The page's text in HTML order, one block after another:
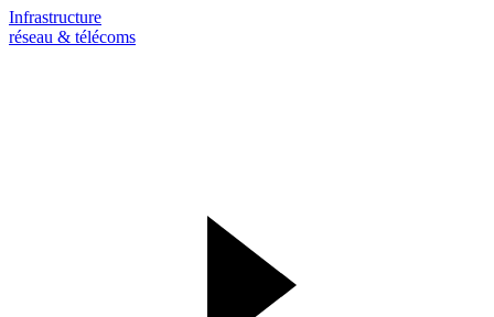
Infrastructure
réseau & télécoms